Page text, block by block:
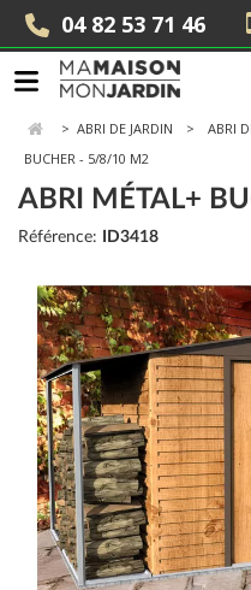
04 82 53 71 46
> ABRI DE JARDIN ABRI
BUCHER - 5/8/10 M2
ABRI MÉTAL+
Référence: ID3418